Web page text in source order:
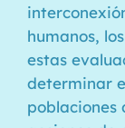
humanos,
estas
determinar
poblaciones